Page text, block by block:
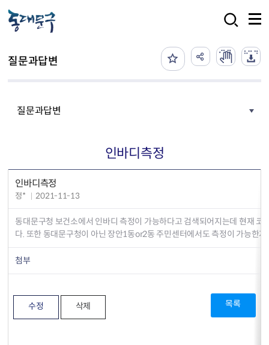
질문과답변
질문과답변
인바디측정
인바디측정
정* 2021-11-13
동대문구청 보건소에서 인바디 측정이 가능하다고 검색되어지는데 현재 코
다. 또한 동대문구청이 아닌 장안1동or2동 주민센터에서도 측정이 가능한
첨부
수정 삭제 목록